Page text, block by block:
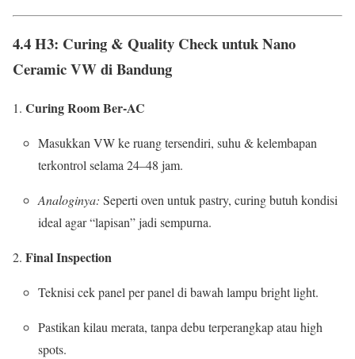
4.4 H3: Curing & Quality Check untuk Nano
Ceramic VW di Bandung
Curing Room Ber-AC
Masukkan VW ke ruang tersendiri, suhu & kelembapan
terkontrol selama 24–48 jam.
Analoginya: Seperti oven untuk pastry, curing butuh kondisi
ideal agar “lapisan” jadi sempurna.
Final Inspection
Teknisi cek panel per panel di bawah lampu bright light.
Pastikan kilau merata, tanpa debu terperangkap atau high
spots.